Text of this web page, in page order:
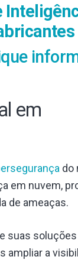
em
do
em nuvem,
de ameaças.
suas
ampliar a